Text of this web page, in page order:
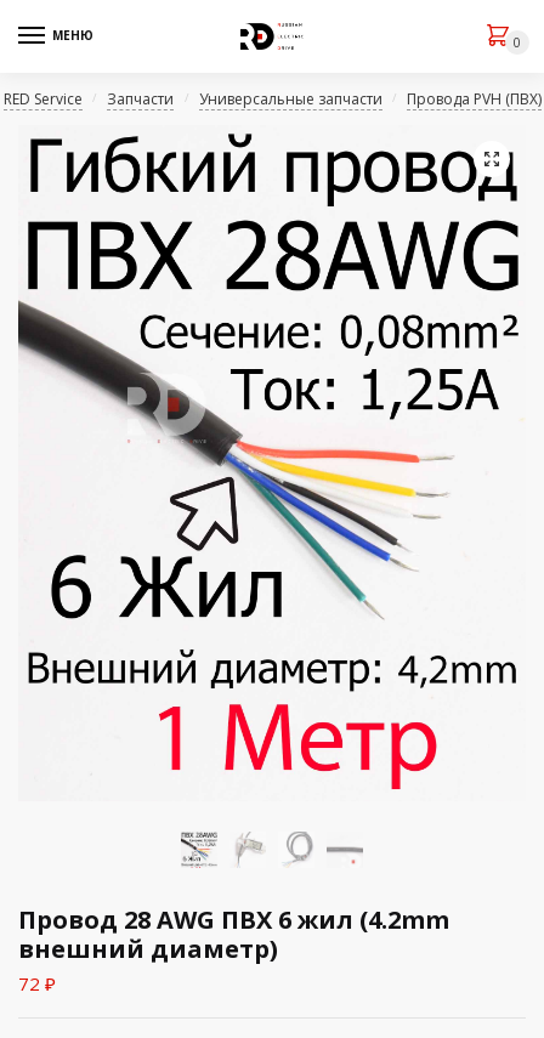
МЕНЮ 0
RED Service / Запчасти / Универсальные запчасти / Провода PVH (ПВХ)
🔍
Провод 28 AWG ПВX 6 жил (4.2mm
внешний диаметр)
72 ₽